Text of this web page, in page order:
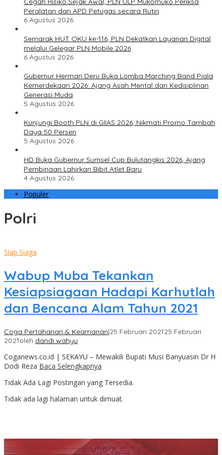
Peralatan dan APD Petugas secara Rutin
6 Agustus 2026
Semarak HUT OKU ke-116, PLN Dekatkan Layanan Digital
melalui Gelegar PLN Mobile 2026
6 Agustus 2026
Gubernur Herman Deru Buka Lomba Marching Band Piala
Kemerdekaan 2026: Ajang Asah Mental dan Kedisiplinan
Generasi Muda
5 Agustus 2026
Kunjungi Booth PLN di GIIAS 2026, Nikmati Promo Tambah
Daya 50 Persen
5 Agustus 2026
HD Buka Gubernur Sumsel Cup Bulutangkis 2026, Ajang
Pembinaan Lahirkan Bibit Atlet Baru
4 Agustus 2026
Populer
Polri
Siap Siaga
Wabup Muba Tekankan
Kesiapsiagaan Hadapi Karhutlah
dan Bencana Alam Tahun 2021
Coga Pertahanan & Keamanan|25 Februari 202125 Februari
2021oleh dandi wahyu
Coganews.co.id | SEKAYU – Mewakili Bupati Musi Banyuasin Dr H
Dodi Reza Baca Selengkapnya
Tidak Ada Lagi Postingan yang Tersedia.
Tidak ada lagi halaman untuk dimuat.